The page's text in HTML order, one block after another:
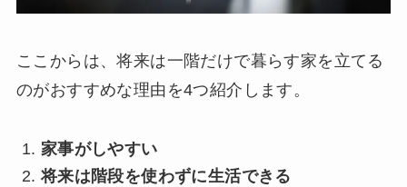
ここからは、将来は一階だけで暮らす家を立てる
のがおすすめな理由を4つ紹介します。
家事がしやすい
将来は階段を使わずに生活できる